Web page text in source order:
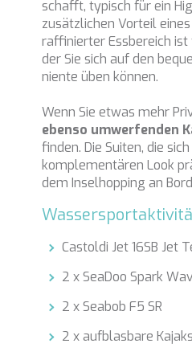
schafft, typisch für ein
zusätzlichen Vorteil
raffinierter Essbereich
der Sie sich auf den
niente üben können.
Wenn Sie etwas mehr
ebenso umwerfenden
finden. Die Suiten, die
komplementären Look
dem Inselhopping an
Castoldi Jet 16SB Jet
2 x SeaDoo Spark
2 x Seabob F5 SR
2 x aufblasbare Kajaks